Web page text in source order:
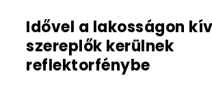
Idővel a lakosságon
szereplők kerülnek
reflektorfénybe